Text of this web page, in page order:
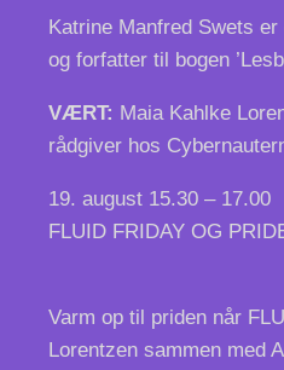
Katrine Manfred Swets
og forfatter til bogen
VÆRT: Maia Kahlke
rådgiver hos
19. august 15.30 – 17.00
FLUID FRIDAY OG
Varm op til priden når
Lorentzen sammen med